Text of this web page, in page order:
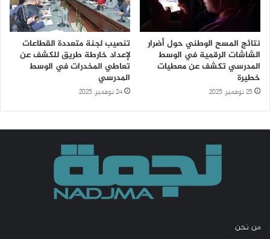
نتائج المسح الوطني حول أضرار
الشاشات الرقمية في الوسط
المدرسي تكشف عن معطيات
خطيرة
25 نوفمبر، 2025
تنصيب لجنة متعددة القطاعات
لإعداد خارطة طريق للكشف عن
تعاطي المخدرات في الوسط
المدرسي
24 نوفمبر، 2025
من نحن